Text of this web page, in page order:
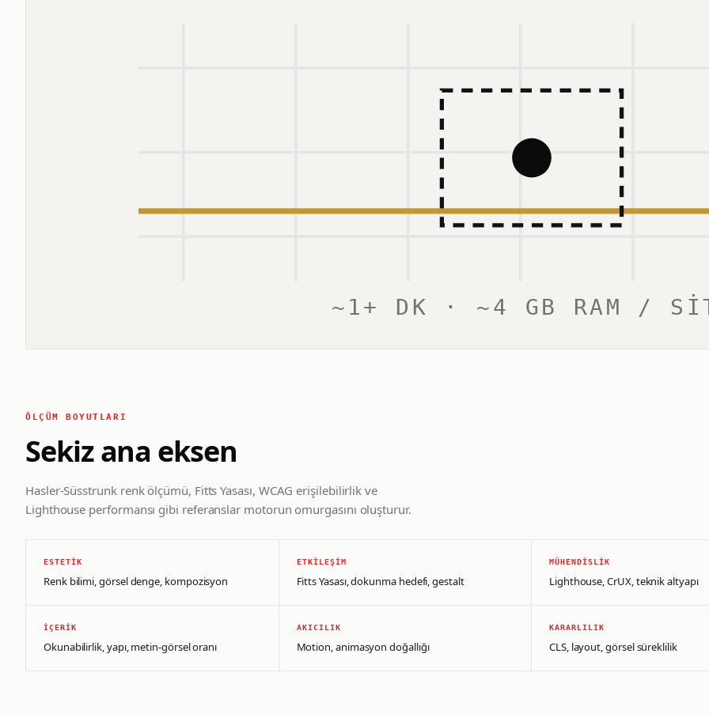
~1+ DK · ~4 GB RAM /
ÖLÇÜM BOYUTLARI
Sekiz ana eksen
Hasler-Süsstrunk renk ölçümü, Fitts Yasası, WCAG erişilebilirlik ve
Lighthouse performansı gibi referanslar motorun omurgasını oluşturur.
ESTETIK
Renk bilimi, görsel denge, kompozisyon
ETKILEŞIM
Fitts Yasası, dokunma hedefi, gestalt
MÜHENDISLIK
Lighthouse, CrUX, teknik altyapı
İÇERIK
Okunabilirlik, yapı, metin-görsel oranı
AKICILIK
Motion, animasyon doğallığı
KARARLILIK
CLS, layout, görsel süreklilik